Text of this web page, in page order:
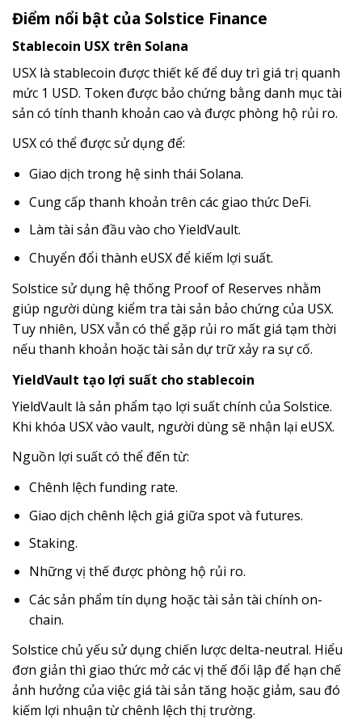
Điểm nổi bật của Solstice Finance
Stablecoin USX trên Solana
USX là stablecoin được thiết kế để duy trì giá trị quanh
mức 1 USD. Token được bảo chứng bằng danh mục tài
sản có tính thanh khoản cao và được phòng hộ rủi ro.
USX có thể được sử dụng để:
Giao dịch trong hệ sinh thái Solana.
Cung cấp thanh khoản trên các giao thức DeFi.
Làm tài sản đầu vào cho YieldVault.
Chuyển đổi thành eUSX để kiếm lợi suất.
Solstice sử dụng hệ thống Proof of Reserves nhằm
giúp người dùng kiểm tra tài sản bảo chứng của USX.
Tuy nhiên, USX vẫn có thể gặp rủi ro mất giá tạm thời
nếu thanh khoản hoặc tài sản dự trữ xảy ra sự cố.
YieldVault tạo lợi suất cho stablecoin
YieldVault là sản phẩm tạo lợi suất chính của Solstice.
Khi khóa USX vào vault, người dùng sẽ nhận lại eUSX.
Nguồn lợi suất có thể đến từ:
Chênh lệch funding rate.
Giao dịch chênh lệch giá giữa spot và futures.
Staking.
Những vị thế được phòng hộ rủi ro.
Các sản phẩm tín dụng hoặc tài sản tài chính on-
chain.
Solstice chủ yếu sử dụng chiến lược delta-neutral. Hiểu
đơn giản thì giao thức mở các vị thế đối lập để hạn chế
ảnh hưởng của việc giá tài sản tăng hoặc giảm, sau đó
kiếm lợi nhuận từ chênh lệch thị trường.